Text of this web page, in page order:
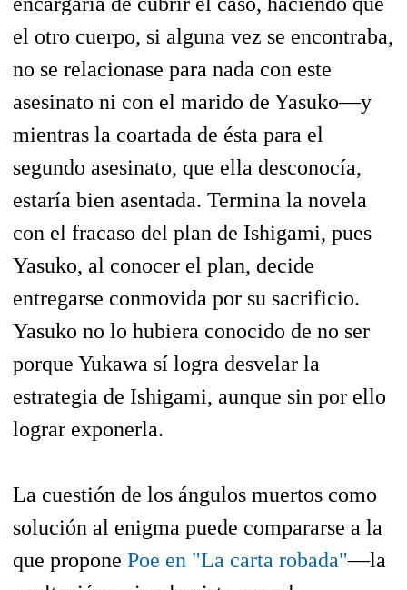
el otro cuerpo, si alguna vez se encontraba,
no se relacionase para nada con este
asesinato ni con el marido de Yasuko—y
mientras la coartada de ésta para el
segundo asesinato, que ella desconocía,
estaría bien asentada. Termina la novela
con el fracaso del plan de Ishigami, pues
Yasuko, al conocer el plan, decide
entregarse conmovida por su sacrificio.
Yasuko no lo hubiera conocido de no ser
porque Yukawa sí logra desvelar la
estrategia de Ishigami, aunque sin por ello
lograr exponerla.
La cuestión de los ángulos muertos como
solución al enigma puede compararse a la
que propone Poe en "La carta robada"—la